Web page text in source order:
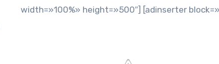
width=»100%» height=»500″] [adinserter